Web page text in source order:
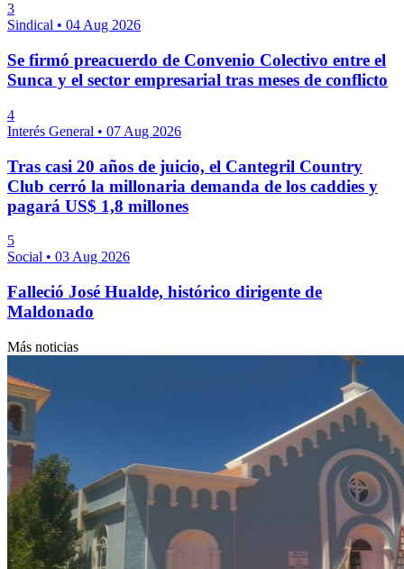
3
Sindical • 04 Aug 2026
Se firmó preacuerdo de Convenio Colectivo entre el
Sunca y el sector empresarial tras meses de conflicto
4
Interés General • 07 Aug 2026
Tras casi 20 años de juicio, el Cantegril Country
Club cerró la millonaria demanda de los caddies y
pagará US$ 1,8 millones
5
Social • 03 Aug 2026
Falleció José Hualde, histórico dirigente de
Maldonado
Más noticias